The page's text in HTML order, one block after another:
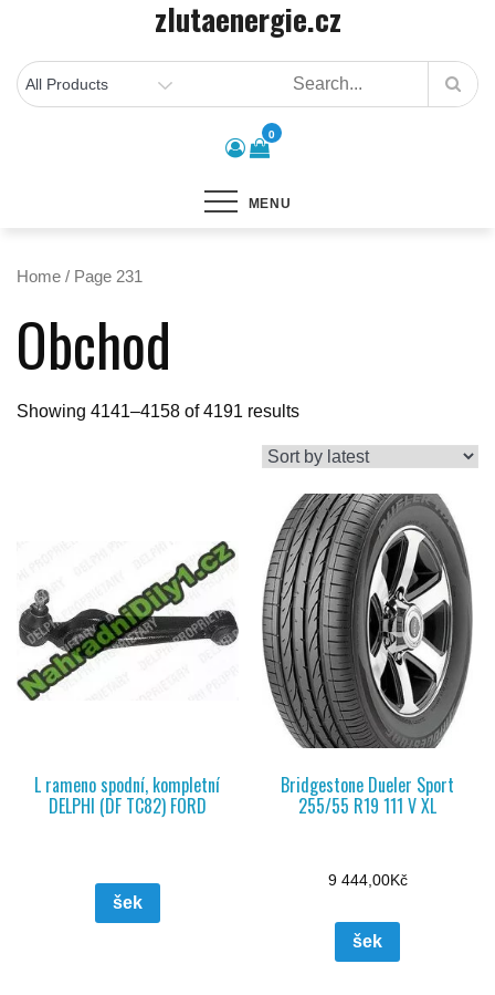
content
zlutaenergie.cz
0
MENU
Home / Page 231
Obchod
Showing 4141–4158 of 4191 results
L rameno spodní, kompletní
DELPHI (DF TC82) FORD
šek
Bridgestone Dueler Sport
255/55 R19 111 V XL
9 444,00Kč
šek